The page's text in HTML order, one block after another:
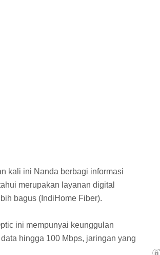
kali ini Nanda berbagi informasi
merupakan layanan digital
bagus (IndiHome Fiber).
ini mempunyai keunggulan
hingga 100 Mbps, jaringan yang